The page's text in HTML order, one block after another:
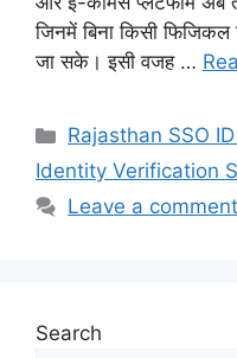
जिनमें बिना किसी
जा सके। इसी वजह …
Categories
Rajasthan SSO
Identity Verification
Leave a comment
Search